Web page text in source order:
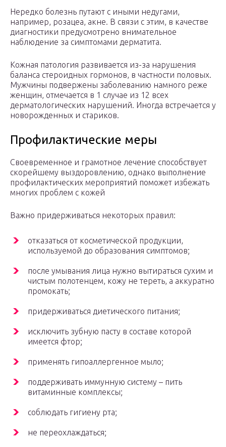
Нередко болезнь путают с иными недугами,
например, розацеа, акне. В связи с этим, в качестве
диагностики предусмотрено внимательное
наблюдение за симптомами дерматита.
Кожная патология развивается из-за нарушения
баланса стероидных гормонов, в частности половых.
Мужчины подвержены заболеванию намного реже
женщин, отмечается в 1 случае из 12 всех
дерматологических нарушений. Иногда встречается у
новорожденных и стариков.
Профилактические меры
Своевременное и грамотное лечение способствует
скорейшему выздоровлению, однако выполнение
профилактических мероприятий поможет избежать
многих проблем с кожей
Важно придерживаться некоторых правил:
отказаться от косметической продукции,
используемой до образования симптомов;
после умывания лица нужно вытираться сухим и
чистым полотенцем, кожу не тереть, а аккуратно
промокать;
придерживаться диетического питания;
исключить зубную пасту в составе которой
имеется фтор;
применять гипоаллергенное мыло;
поддерживать иммунную систему – пить
витаминные комплексы;
соблюдать гигиену рта;
не переохлаждаться;